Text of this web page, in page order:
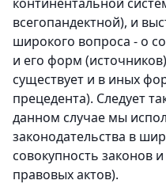
всегопандектной), и
широкого вопроса - о
и его форм
существует и в иных
прецедента). Следует
данном случае мы
законодательства в
совокупность законов
правовых актов).